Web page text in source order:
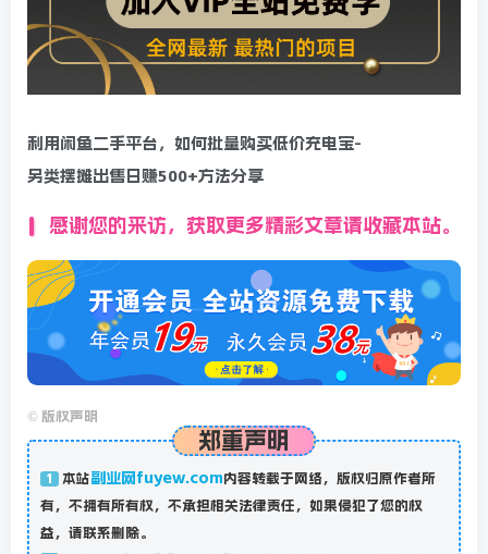
利用闲鱼二手平台，如何批量购买低价充电宝-
另类摆摊出售日赚500+方法分享
感谢您的来访，获取更多精彩文章请收藏本站。
© 版权声明
郑重声明
1 本站副业网fuyew.com内容转载于网络，版权归原作者所
有，不拥有所有权，不承担相关法律责任，如果侵犯了您的权
益，请联系删除。